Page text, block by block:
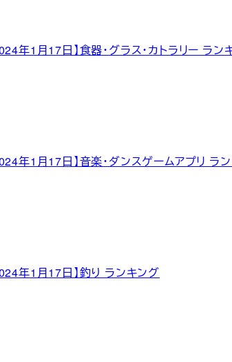
年1月17日】食器・グラス・カトラリー ラン
年1月17日】音楽・ダンスゲームアプリ ラ
年1月17日】釣り ランキング